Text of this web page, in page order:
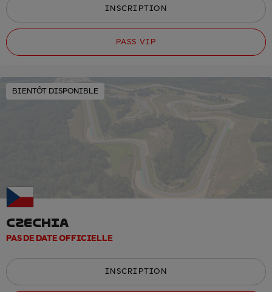
INSCRIPTION
PASS VIP
BIENTÔT DISPONIBLE
CZECHIA
PAS DE DATE OFFICIELLE
INSCRIPTION